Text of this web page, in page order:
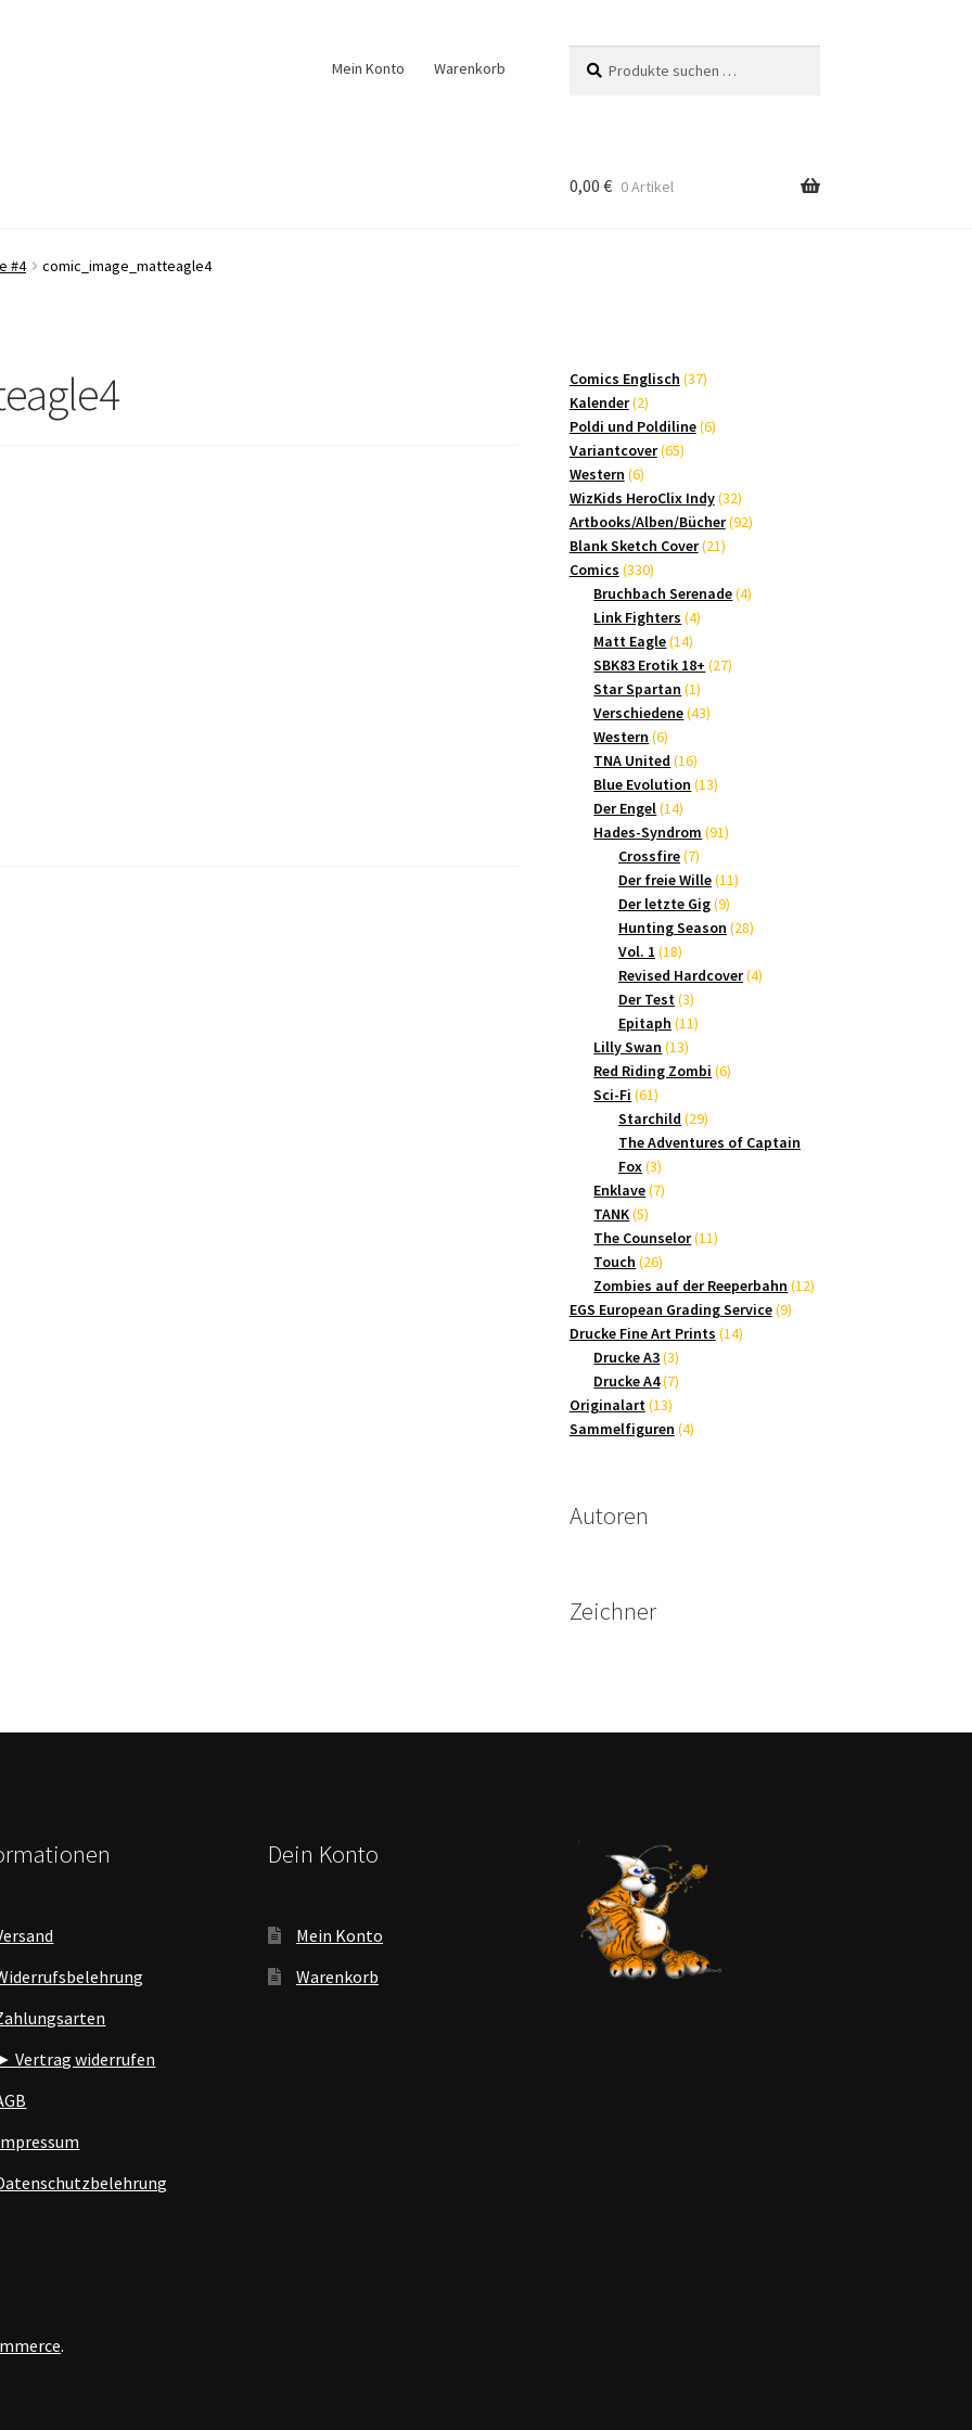
Mein Konto Warenkorb
nach:
0,00 € 0 Artikel
#4 comic_image_matteagle4
Comics Englisch 3737
Kalender 22
Produkte
Poldi und Poldiline 66
Variantcover 6565
Western 66
Produkte
WizKids HeroClix Indy 3232
Produkte
Artbooks/Alben/Bücher 9292
Blank Sketch Cover 2121
Comics 330330
Produkte
Bruchbach Serenade 44
Link Fighters 44
Matt Eagle 1414
Produkte
SBK83 Erotik 18+ 2727
Star Spartan 11
Produkt
Verschiedene 4343
Western 66
Produkte
TNA United 1616
Produkte
Blue Evolution 1313
Der Engel 1414
Produkte
Hades-Syndrom 9191
Crossfire 77
Produkte
Der freie Wille 1111
Der letzte Gig 99
Produkte
Hunting Season 2828
Vol. 1 1818
Produkte
Revised Hardcover 44
Der Test 33
Produkte
Epitaph 1111
Lilly Swan 1313
Produkte
Red Riding Zombi 66
Sci-Fi 6161
Produkte
Starchild 2929
Produkte
The Adventures of Captain
Fox 33
Produkte
Enklave 77
TANK 55
Produkte
The Counselor 1111
Touch 2626
Produkte
Zombies auf der Reeperbahn 1212
EGS European Grading Service 99
Drucke Fine Art Prints 1414
Drucke A3 33
Produkte
Drucke A4 77
Originalart 1313
Produkte
Sammelfiguren 44
Autoren
Zeichner
Vertrag widerrufen
Dein Konto
Mein Konto
Warenkorb
.